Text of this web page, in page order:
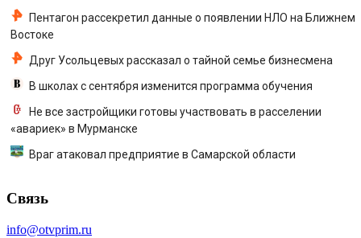
Пентагон рассекретил данные о появлении НЛО на Ближнем
Востоке
Друг Усольцевых рассказал о тайной семье бизнесмена
В школах с сентября изменится программа обучения
Не все застройщики готовы участвовать в расселении
«авариек» в Мурманске
Враг атаковал предприятие в Самарской области
Связь
info@otvprim.ru